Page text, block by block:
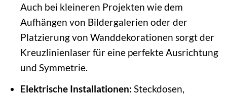
Auch bei kleineren Projekten wie dem
Aufhängen von Bildergalerien oder der
Platzierung von Wanddekorationen sorgt der
Kreuzlinienlaser für eine perfekte Ausrichtung
und Symmetrie.
Elektrische Installationen: Steckdosen,